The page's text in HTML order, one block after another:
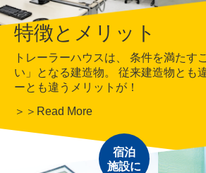
特徴とメリット
トレーラーハウスは、 条件を満たす
い」となる建造物。
従来建造物とも
ーとも違うメリットが！
＞＞Read More
宿泊
施設に